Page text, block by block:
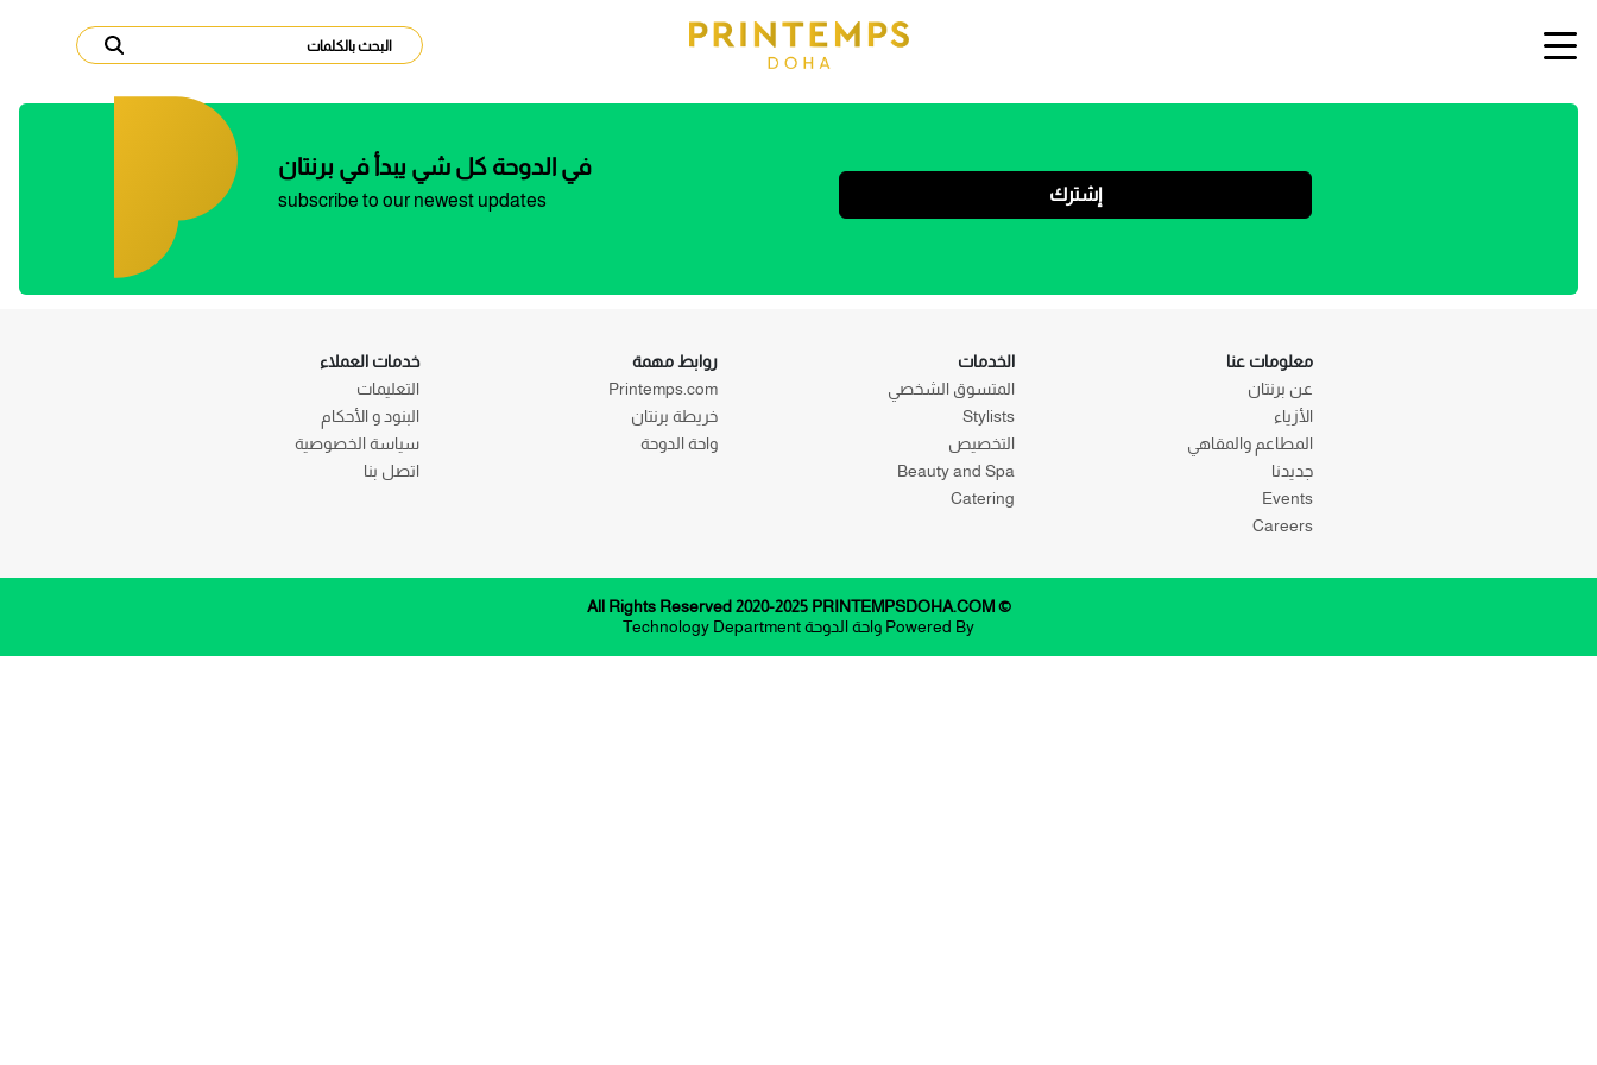
في الدوحة كل شي يبدأ في برنتان
subscribe to our newest updates إشترك
معلومات عنا
عن برنتان
الأزياء
المطاعم والمقاهي
جديدنا
Events
Careers
الخدمات
المتسوق الشخصي
Stylists
التخصيص
Beauty and Spa
Catering
روابط مهمة
Printemps.com
خريطة برنتان
واحة الدوحة
خدمات العملاء
التعليمات
البنود و الأحكام
سياسة الخصوصية
اتصل بنا
© All Rights Reserved 2020-2025 PRINTEMPSDOHA.COM
Powered By واحة الدوحة